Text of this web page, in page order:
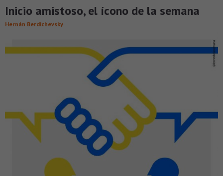
Inicio amistoso, el ícono de la semana
Hernán Berdichevsky